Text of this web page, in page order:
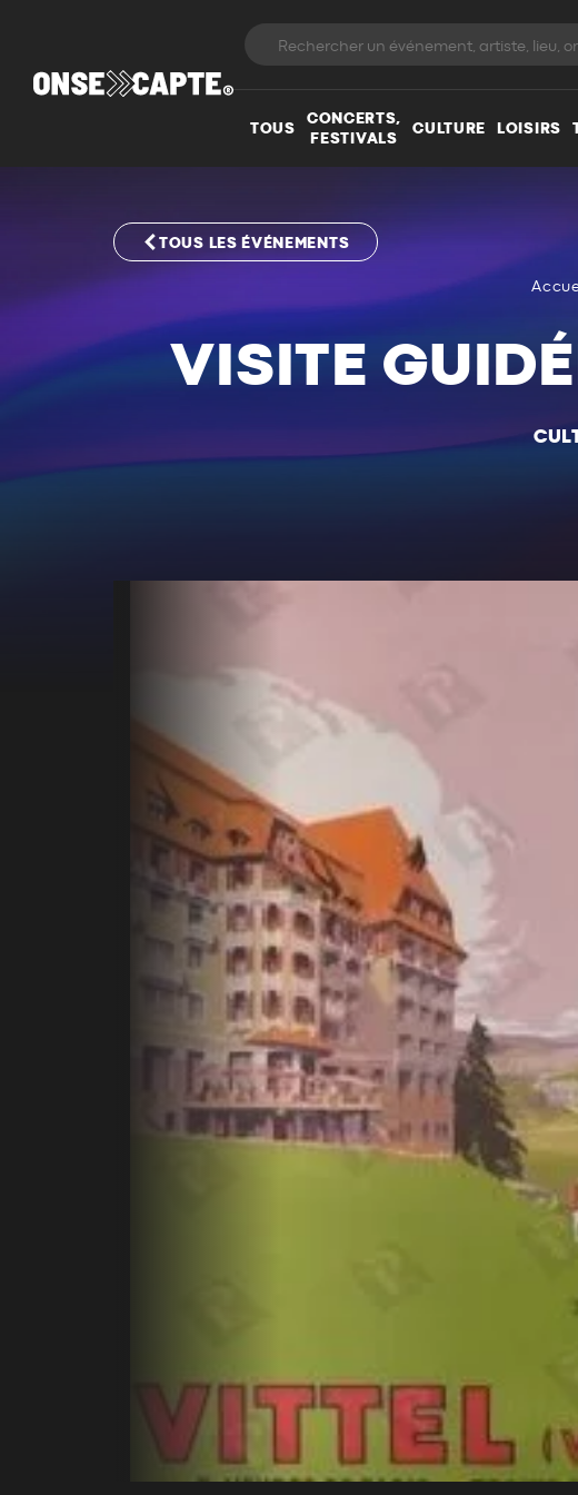
TOUS
CONCERTS,
FESTIVALS
CULTURE LOISIRS
TOUS LES ÉVÉNEMENTS
VISITE